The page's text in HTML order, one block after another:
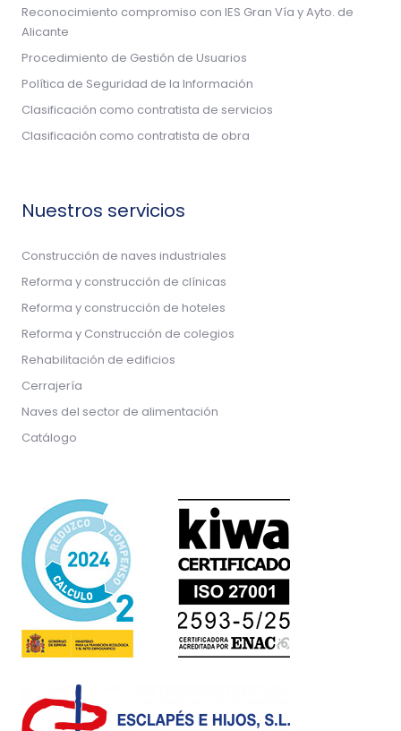
Reconocimiento compromiso con IES Gran Vía y Ayto. de
Alicante
Procedimiento de Gestión de Usuarios
Política de Seguridad de la Información
Clasificación como contratista de servicios
Clasificación como contratista de obra
Nuestros servicios
Construcción de naves industriales
Reforma y construcción de clínicas
Reforma y construcción de hoteles
Reforma y Construcción de colegios
Rehabilitación de edificios
Cerrajería
Naves del sector de alimentación
Catálogo